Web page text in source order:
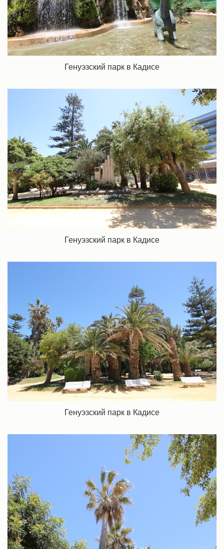
Генуэзский парк в Кадисе
Генуэзский парк в Кадисе
Генуэзский парк в Кадисе